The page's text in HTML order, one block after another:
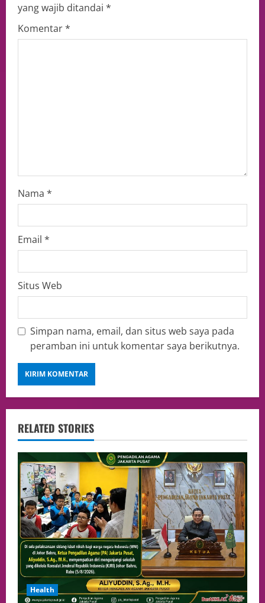
yang wajib ditandai *
Komentar*
Nama *
Email *
Situs Web
Simpan nama, email, dan situs web saya pada
peramban ini untuk komentar saya berikutnya.
RELATED STORIES
Health